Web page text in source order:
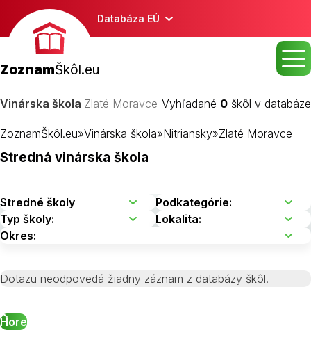
Databáza EÚ
ZoznamŠkôl.eu
Vinárska škola Zlaté Moravce Vyhľadané 0 škôl v databáze
ZoznamŠkôl.eu»Vinárska škola»Nitriansky»Zlaté Moravce
Stredná vinárska škola
Dotazu neodpovedá žiadny záznam z databázy škôl.
Hore